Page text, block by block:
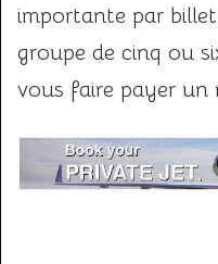
importante par
groupe de cinq ou
vous faire payer un